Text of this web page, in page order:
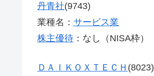
丹青社(9743)
業種名： サービス業
株主優待 ：なし（NISA枠）
ＤＡＩＫＯＸＴＥＣＨ (8023)